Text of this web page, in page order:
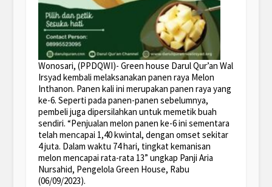
Wonosari, (PPDQWI)- Green house Darul Qur’an Wal
Irsyad kembali melaksanakan panen raya Melon
Inthanon. Panen kali ini merupakan panen raya yang
ke-6. Seperti pada panen-panen sebelumnya,
pembeli juga dipersilahkan untuk memetik buah
sendiri. “Penjualan melon panen ke-6 ini sementara
telah mencapai 1,40 kwintal, dengan omset sekitar
4 juta. Dalam waktu 74 hari, tingkat kemanisan
melon mencapai rata-rata 13” ungkap Panji Aria
Nursahid, Pengelola Green House, Rabu
(06/09/2023).